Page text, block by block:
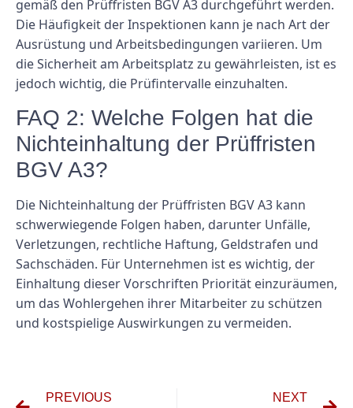
gemäß den Prüffristen BGV A3 durchgeführt werden.
Die Häufigkeit der Inspektionen kann je nach Art der
Ausrüstung und Arbeitsbedingungen variieren. Um
die Sicherheit am Arbeitsplatz zu gewährleisten, ist es
jedoch wichtig, die Prüfintervalle einzuhalten.
FAQ 2: Welche Folgen hat die
Nichteinhaltung der Prüffristen
BGV A3?
Die Nichteinhaltung der Prüffristen BGV A3 kann
schwerwiegende Folgen haben, darunter Unfälle,
Verletzungen, rechtliche Haftung, Geldstrafen und
Sachschäden. Für Unternehmen ist es wichtig, der
Einhaltung dieser Vorschriften Priorität einzuräumen,
um das Wohlergehen ihrer Mitarbeiter zu schützen
und kostspielige Auswirkungen zu vermeiden.
PREVIOUS NEXT